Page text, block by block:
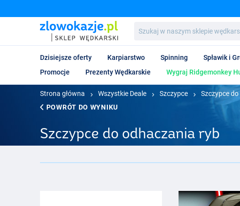
w
naszym
wędkarskim...
Dzisiejsze oferty Karpiarstwo Spinning Spławik i
Promocje
Prezenty Wędkarskie Wygraj Ridgemonkey
Strona główna Wszystkie Deale Szczypce
Szczypce
POWRÓT DO WYNIKU
Szczypce do odhaczania ryb